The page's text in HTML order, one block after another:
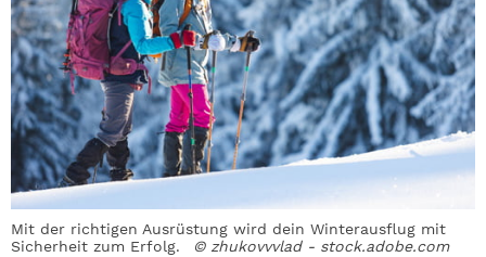
Mit der richtigen Ausrüstung wird dein Winterausflug mit
Sicherheit zum Erfolg.
© zhukovvvlad - stock.adobe.com